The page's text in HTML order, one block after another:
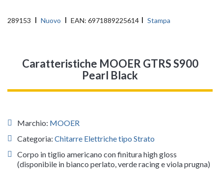
289153 Nuovo EAN: 6971889225614 Stampa
Caratteristiche MOOER GTRS S900
Pearl Black
Marchio: MOOER
Categoria: Chitarre Elettriche tipo Strato
Corpo in tiglio americano con finitura high gloss
(disponibile in bianco perlato, verde racing e viola prugna)